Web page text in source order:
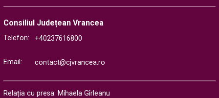
Consiliul Județean Vrancea
Telefon: +40237616800
Email: contact@cjvrancea.ro
Relația cu presa: Mihaela Gîrleanu